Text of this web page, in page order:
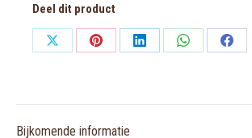
T-
SHIRT
aantal
Deel dit product
Share
Share
Share
Share
Share
Bijkomende informatie